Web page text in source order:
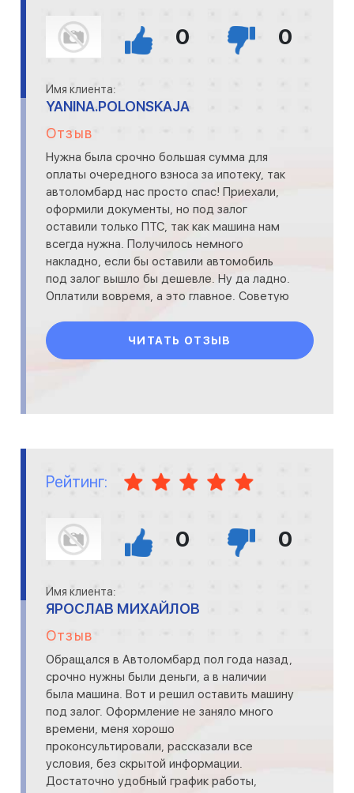
0 0
Имя клиента:
YANINA.POLONSKAJA
Отзыв
Нужна была срочно большая сумма для
оплаты очередного взноса за ипотеку, так
автоломбард нас просто спас! Приехали,
оформили документы, но под залог
оставили только ПТС, так как машина нам
всегда нужна. Получилось немного
накладно, если бы оставили автомобиль
под залог вышло бы дешевле. Ну да ладно.
Оплатили вовремя, а это главное. Советую
ЧИТАТЬ ОТЗЫВ
Рейтинг:
0 0
Имя клиента:
ЯРОСЛАВ МИХАЙЛОВ
Отзыв
Обращался в Автоломбард пол года назад,
срочно нужны были деньги, а в наличии
была машина. Вот и решил оставить машину
под залог. Оформление не заняло много
времени, меня хорошо
проконсультировали, рассказали все
условия, без скрытой информации.
Достаточно удобный график работы,